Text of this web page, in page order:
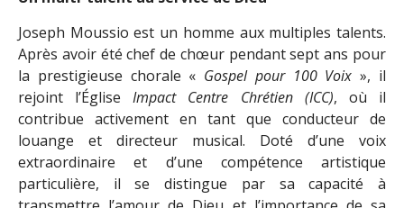
Joseph Moussio est un homme aux multiples talents.
Après avoir été chef de chœur pendant sept ans pour
la prestigieuse chorale « Gospel pour 100 Voix», il
rejoint l’ÉgliseImpact Centre Chrétien (ICC), où il
contribue activement en tant que conducteur de
louange et directeur musical. Doté d’une voix
extraordinaire et d’une compétence artistique
particulière, il se distingue par sa capacité à